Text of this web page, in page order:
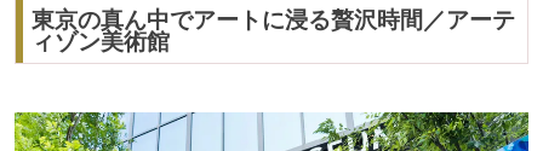
東京の真ん中でアートに浸る贅沢時間／アーテ
ィゾン美術館